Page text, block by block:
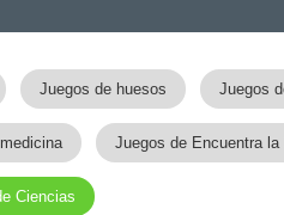
Juegos de huesos Juegos
Juegos de Encuentra la
Ciencias